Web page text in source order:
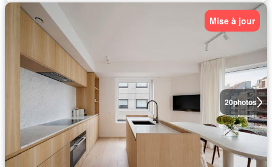
20photos
Mise à jour